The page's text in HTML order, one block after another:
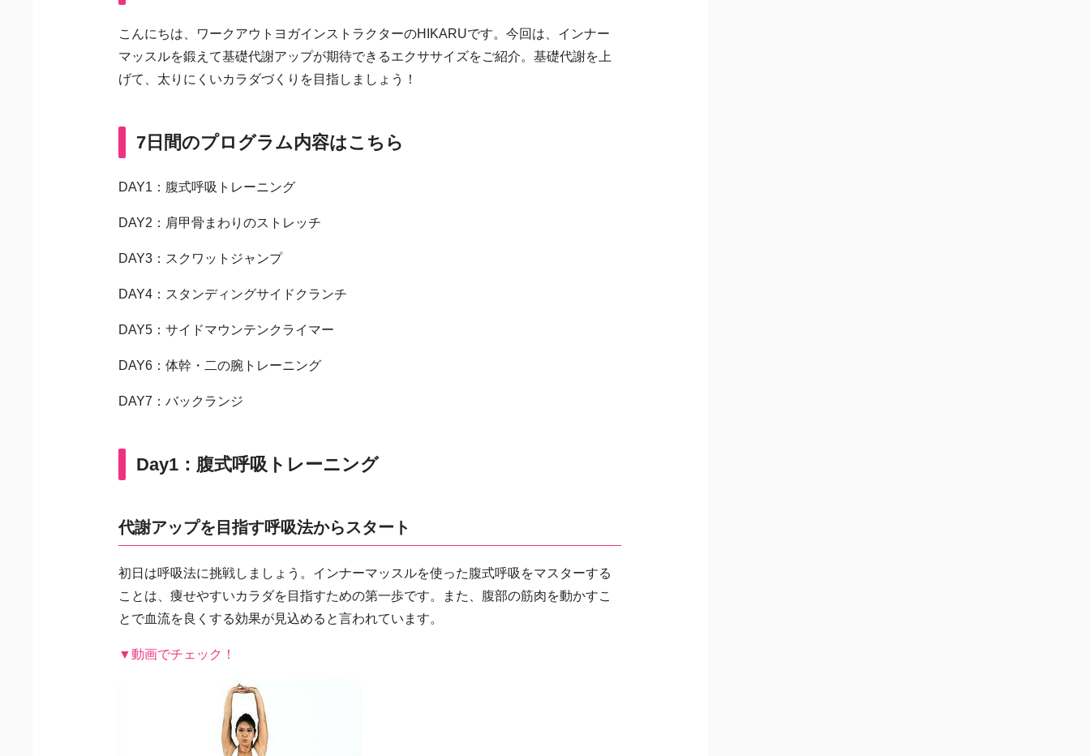
こんにちは、ワークアウトヨガインストラクターのHIKARUです。今回は、インナー
マッスルを鍛えて基礎代謝アップが期待できるエクササイズをご紹介。基礎代謝を上
げて、太りにくいカラダづくりを目指しましょう！
7日間のプログラム内容はこちら
DAY1：腹式呼吸トレーニング
DAY2：肩甲骨まわりのストレッチ
DAY3：スクワットジャンプ
DAY4：スタンディングサイドクランチ
DAY5：サイドマウンテンクライマー
DAY6：体幹・二の腕トレーニング
DAY7：バックランジ
Day1：腹式呼吸トレーニング
代謝アップを目指す呼吸法からスタート
初日は呼吸法に挑戦しましょう。インナーマッスルを使った腹式呼吸をマスターする
ことは、痩せやすいカラダを目指すための第一歩です。また、腹部の筋肉を動かすこ
とで血流を良くする効果が見込めると言われています。
▼動画でチェック！